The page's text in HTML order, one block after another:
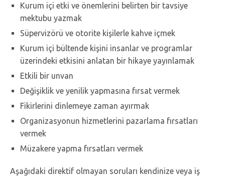
Kurum içi etki ve önemlerini belirten bir tavsiye
mektubu yazmak
Süpervizörü ve otorite kişilerle kahve içmek
Kurum içi bültende kişini insanlar ve programlar
üzerindeki etkisini anlatan bir hikaye yayınlamak
Etkili bir unvan
Değişiklik ve yenilik yapmasına fırsat vermek
Fikirlerini dinlemeye zaman ayırmak
Organizasyonun hizmetlerini pazarlama fırsatları
vermek
Müzakere yapma fırsatları vermek
Aşağıdaki direktif olmayan soruları kendinize veya iş